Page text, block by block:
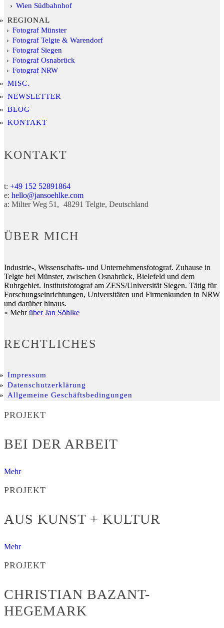
Wien Südbahnhof
REGIONAL
Fotograf Münster
Fotograf Telgte & Warendorf
Fotograf Siegen
Fotograf Osnabrück
Fotograf NRW
MISC.
NEWSLETTER
BLOG
KONTAKT
KONTAKT
t: +49 152 52891864
e: hello@jansoehlke.com
a: Milter Weg 51 48291 Telgte Deutschland
ÜBER MICH
Industrie-, Wissenschafts- und Unternehmensfotograf. Zuhause in
Telgte bei Münster, zwischen Osnabrück, Bielefeld und dem
Ruhrgebiet. Institutsfotograf am ZESS/Universität Siegen. Tätig für
Forschungseinrichtungen, Universitäten und Firmenkunden in NRW
und darüber hinaus.
» Mehrüber Jan Söhlke
RECHTLICHES
Impressum
Datenschutzerklärung
Allgemeine Geschäftsbedingungen
PROJEKT
BEI DER ARBEIT
Mehr
PROJEKT
AUS KUNST + KULTUR
Mehr
PROJEKT
CHRISTIAN BAZANT-
HEGEMARK